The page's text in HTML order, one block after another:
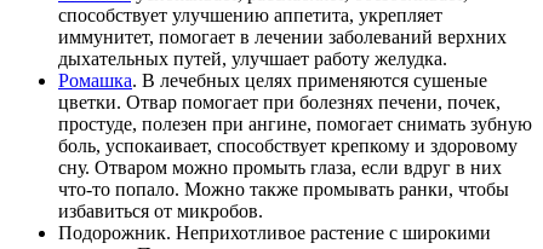
способствует улучшению аппетита, укрепляет
иммунитет, помогает в лечении заболеваний верхних
дыхательных путей, улучшает работу желудка.
Ромашка. В лечебных целях применяются сушеные
цветки. Отвар помогает при болезнях печени, почек,
простуде, полезен при ангине, помогает снимать зубную
боль, успокаивает, способствует крепкому и здоровому
сну. Отваром можно промыть глаза, если вдруг в них
что-то попало. Можно также промывать ранки, чтобы
избавиться от микробов.
Подорожник. Неприхотливое растение с широкими